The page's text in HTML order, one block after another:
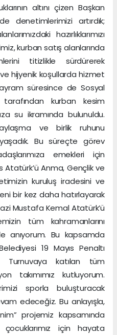
altını çizen Başkan
denetimlerimizi artırdık;
hazırlıklarımızı
kurban satış alanlarında
titizlikle sürdürerek
hijyenik koşullarda hizmet
süresince de Sosyal
kurban kesim
su ikramında bulunuldu.
ve birlik ruhunu
Bu süreçte görev
emekleri için
Atatürk’ü Anma, Gençlik ve
kuruluş iradesini ve
bir kez daha hatırlayarak
Mustafa Kemal Atatürk’ü
tüm kahramanlarını
anıyorum. Bu kapsamda
19 Mayıs Penaltı
Turnuvaya katılan tüm
takımımız kutluyorum.
sporla buluşturacak
edeceğiz. Bu anlayışla,
projemiz kapsamında
için hayata